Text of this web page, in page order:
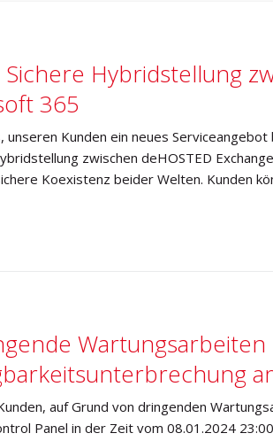
Hybridstellung
365
unseren Kunden ein neues
zwischen deHOSTED
Koexistenz beider Welten. Kunden
Wartungsarbeiten
auf Grund von dringenden
Panel in der Zeit vom 08.01.2024